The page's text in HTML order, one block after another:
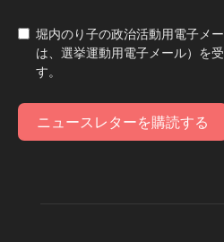
堀内のり子の政治活動用電子メ
は、選挙運動用電子メール）を
す。
ニュースレターを購読する